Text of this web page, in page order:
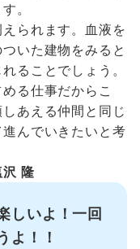
。
られます。血液を
いた建物をみると
ることでしょう。
る仕事だからこ
あえる仲間と同じ
んでいきたいと考
隆
しいよ！一回
よ！！